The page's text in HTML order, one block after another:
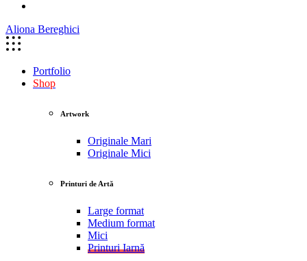
Aliona Bereghici
Portfolio
Shop
Artwork
Originale Mari
Originale Mici
Printuri de Artă
Large format
Medium format
Mici
Printuri Iarnă